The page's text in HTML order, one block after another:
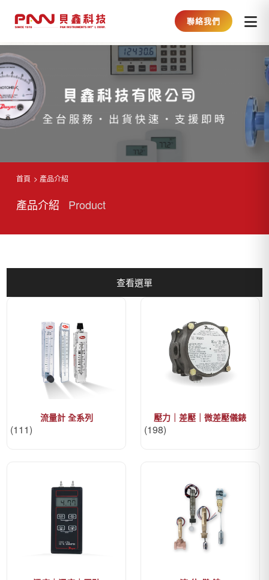
聯絡我們
首頁 產品介紹
產品介紹 Product
流量計 全系列
(111)
壓力｜差壓｜微差壓儀錶
(198)
查看選單